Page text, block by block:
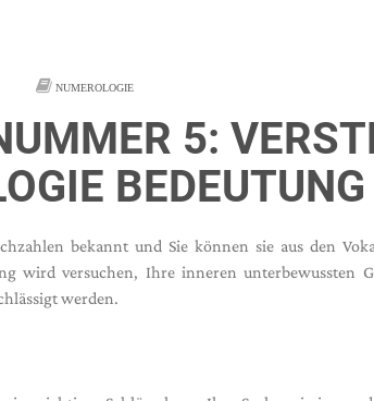
NUMEROLOGIE
5:
BEDEUTUNG
bekannt und Sie können sie aus den
wird versuchen, Ihre inneren unterbewussten
werden.